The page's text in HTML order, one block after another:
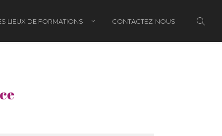
LIEUX DE FORMATIONS CONTACTEZ-NOUS